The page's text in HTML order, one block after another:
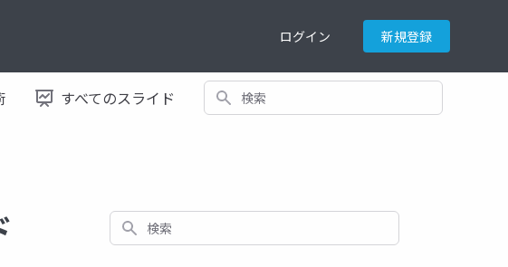
ログイン 新規登録
すべてのスライド 検索
検索